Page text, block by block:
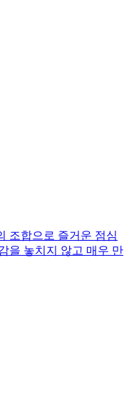
조합으로 즐거운 점심
을 놓치지 않고 매우 만